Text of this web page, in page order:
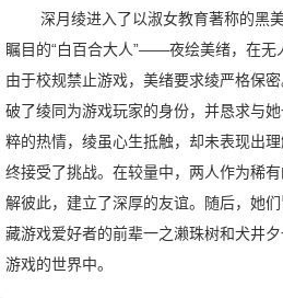
深月绫进入了以淑女教育著称的黑美
瞩目的“白百合大人”——夜绘美绪，在无
由于校规禁止游戏，美绪要求绫严格保
破了绫同为游戏玩家的身份，并恳求与
粹的热情，绫虽心生抵触，却未表现出
终接受了挑战。在较量中，两人作为稀
解彼此，建立了深厚的友谊。随后，她
藏游戏爱好者的前辈一之濑珠树和犬井
游戏的世界中。